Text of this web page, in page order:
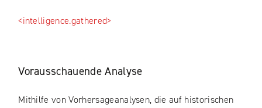
<intelligence.gathered>
Vorausschauende Analyse
Mithilfe von Vorhersageanalysen, die auf historischen